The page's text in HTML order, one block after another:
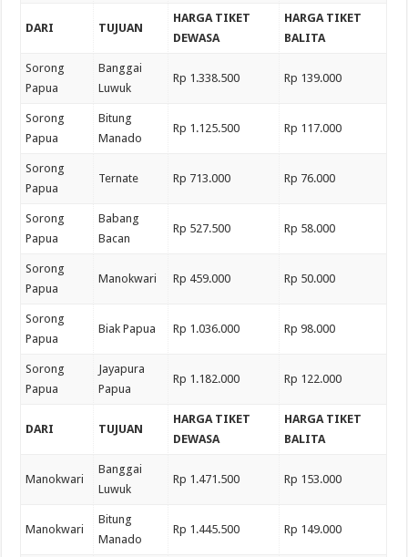
DARI TUJUAN
HARGA TIKET
DEWASA
HARGA TIKET
BALITA
Sorong
Papua
Banggai
Luwuk
Rp 1.338.500 Rp 139.000
Sorong
Papua
Bitung
Manado
Rp 1.125.500 Rp 117.000
Sorong
Papua
Ternate Rp 713.000 Rp 76.000
Sorong
Papua
Babang
Bacan
Rp 527.500 Rp 58.000
Sorong
Papua
Manokwari Rp 459.000 Rp 50.000
Sorong
Papua
Biak Papua Rp 1.036.000 Rp 98.000
Sorong
Papua
Jayapura
Papua
Rp 1.182.000 Rp 122.000
DARI TUJUAN
HARGA TIKET
DEWASA
HARGA TIKET
BALITA
Manokwari
Banggai
Luwuk
Rp 1.471.500 Rp 153.000
Manokwari
Bitung
Manado
Rp 1.445.500 Rp 149.000